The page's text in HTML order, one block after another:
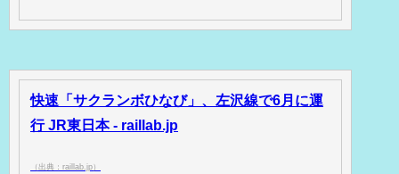
快速「サクランボひなび」、左沢線で6月に運
行 JR東日本 - raillab.jp
（出典：raillab.jp）